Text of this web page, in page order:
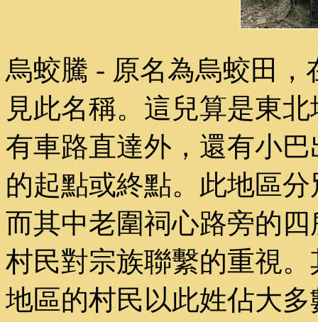
烏蛟騰 - 原名為烏蛟田
見此名稱。這兒算是東
有車路直達外，還有小
的起點或終點。此地區
而其中老圍祠心路旁的
村民對宗族聯繫的重視
地區的村民以此姓佔大